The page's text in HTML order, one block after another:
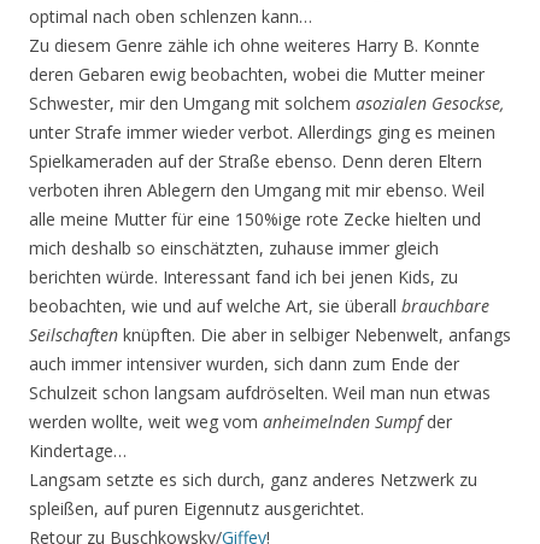
optimal nach oben schlenzen kann…
Zu diesem Genre zähle ich ohne weiteres Harry B. Konnte
deren Gebaren ewig beobachten, wobei die Mutter meiner
Schwester, mir den Umgang mit solchem asozialen Gesockse,
unter Strafe immer wieder verbot. Allerdings ging es meinen
Spielkameraden auf der Straße ebenso. Denn deren Eltern
verboten ihren Ablegern den Umgang mit mir ebenso. Weil
alle meine Mutter für eine 150%ige rote Zecke hielten und
mich deshalb so einschätzten, zuhause immer gleich
berichten würde. Interessant fand ich bei jenen Kids, zu
beobachten, wie und auf welche Art, sie überall brauchbare
Seilschaften knüpften. Die aber in selbiger Nebenwelt, anfangs
auch immer intensiver wurden, sich dann zum Ende der
Schulzeit schon langsam aufdröselten. Weil man nun etwas
werden wollte, weit weg vom anheimelnden Sumpfder
Kindertage…
Langsam setzte es sich durch, ganz anderes Netzwerk zu
spleißen, auf puren Eigennutz ausgerich­tet.
Retour zu Buschkowsky/Giffey!